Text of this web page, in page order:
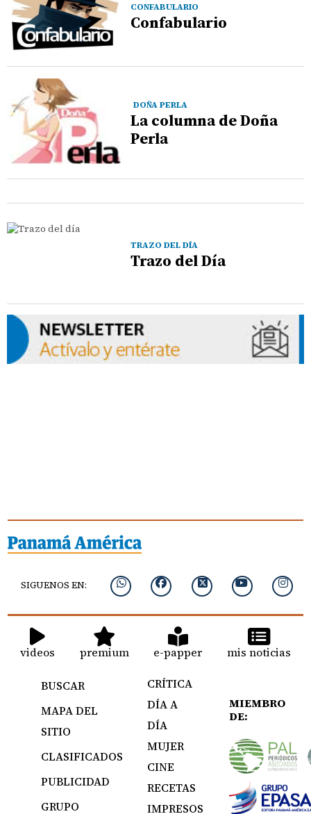
CONFABULARIO
Confabulario
DOÑA PERLA
La columna de Doña
Perla
TRAZO DEL DÍA
Trazo del Día
SIGUENOS EN:
videos premium e-papper mis noticias
BUSCAR
MAPA DEL
SITIO
CLASIFICADOS
PUBLICIDAD
GRUPO
CRÍTICA
DÍA A
DÍA
MUJER
CINE
RECETAS
IMPRESOS
MIEMBRO
DE: